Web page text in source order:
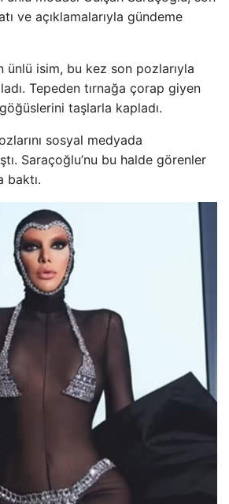
ve açıklamalarıyla gündeme
ünlü isim, bu kez son pozlarıyla
Tepeden tırnağa çorap giyen
taşlarla kapladı.
sosyal medyada
Saraçoğlu’nu bu halde görenler
baktı.